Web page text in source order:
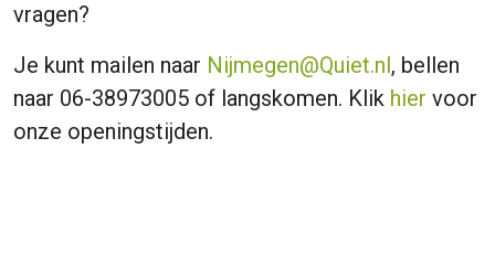
vragen?
Je kunt mailen naar Nijmegen@Quiet.nl, bellen
naar 06-38973005 of langskomen. Klik hier voor
onze openingstijden.